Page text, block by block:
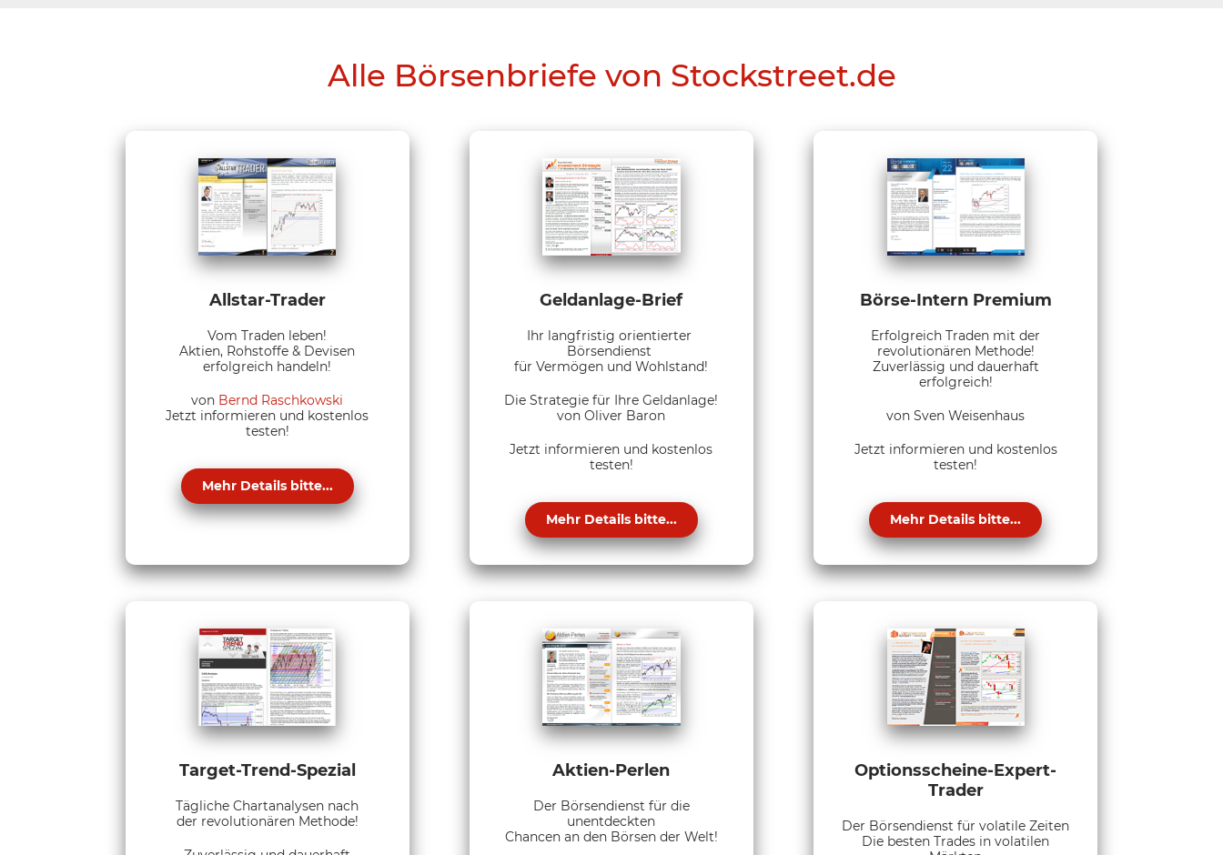
Alle Börsenbriefe von Stockstreet.de
Allstar-Trader
Vom Traden leben!
Aktien, Rohstoffe & Devisen
erfolgreich handeln!
von Bernd Raschkowski
Jetzt informieren und kostenlos
testen!
Mehr Details bitte...
Geldanlage-Brief
Ihr langfristig orientierter
Börsendienst
für Vermögen und Wohlstand!
Die Strategie für Ihre Geldanlage!
von Oliver Baron
Jetzt informieren und kostenlos
testen!
Mehr Details bitte...
Börse-Intern Premium
Erfolgreich Traden mit der
revolutionären Methode!
Zuverlässig und dauerhaft
erfolgreich!
von Sven Weisenhaus
Jetzt informieren und kostenlos
testen!
Mehr Details bitte...
Target-Trend-Spezial
Tägliche Chartanalysen nach
der revolutionären Methode!
Aktien-Perlen
Der Börsendienst für die
unentdeckten
Chancen an den Börsen der Welt!
Optionsscheine-Expert-
Trader
Der Börsendienst für volatile Zeiten
Die besten Trades in volatilen